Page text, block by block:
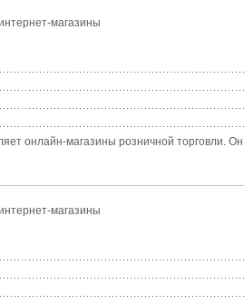
магазины
онлайн-магазины розничной торговли.
магазины